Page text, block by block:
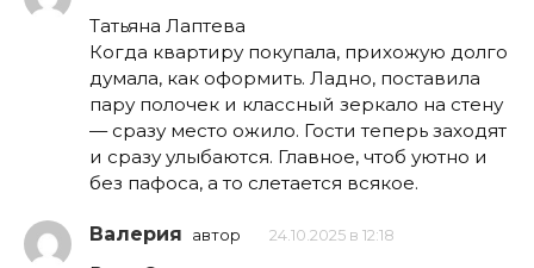
Татьяна Лаптева
Когда квартиру покупала, прихожую долго
думала, как оформить. Ладно, поставила
пару полочек и классный зеркало на стену
— сразу место ожило. Гости теперь заходят
и сразу улыбаются. Главное, чтоб уютно и
без пафоса, а то слетается всякое.
Валерия автор 24.10.2025 в 12:18